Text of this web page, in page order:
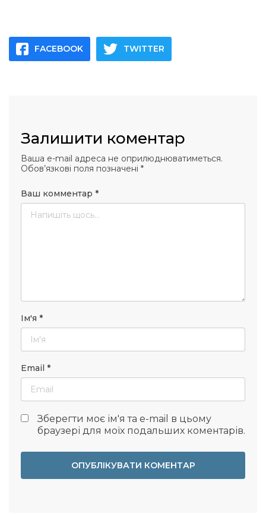
FACEBOOK TWITTER
Залишити коментар
Ваша e-mail адреса не оприлюднюватиметься.
Обов’язкові поля позначені *
Ваш комментар *
Ім'я *
Email *
Зберегти моє ім'я та e-mail в цьому
браузері для моїх подальших коментарів.